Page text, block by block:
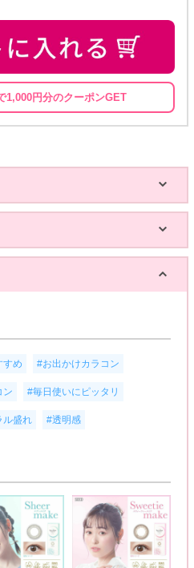
1,000円分のクーポンGET
すめ #お出かけカラコン
ン #毎日使いにピッタリ
ル盛れ #透明感